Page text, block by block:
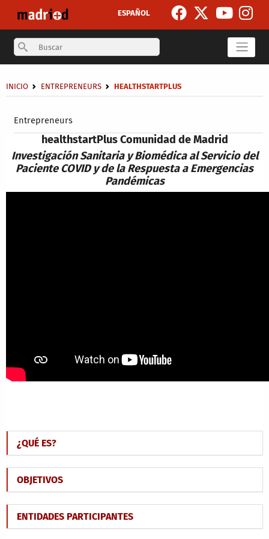
ESPAÑOL
Search
Entrepreneurs
Breadcrumb
INICIO ENTREPRENEURS HEALTHSTARTPLUS
healthstartPlusComunidad de Madrid
Investigación Sanitaria y Biomédica al Servicio del
Paciente COVID y de la Respuesta a Emergencias
Pandémicas
¿QUÉ ES?
OBJETIVOS
ENTIDADES PARTICIPANTES